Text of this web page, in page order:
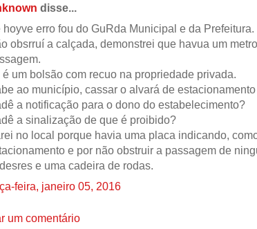
disse...
hoyve erro fou do GuRda Municipal e da Prefeitura.
obsrruí a calçada, demonstrei que havua um
um bolsão com recuo na propriedade privada.
ao município, cassar o alvará de
a notificação para o dono do estabelecimento?
a sinalização de que é proibido?
no local porque havia uma placa indicando,
e por não obstruir a passagem de
e uma cadeira de rodas.
feira, janeiro 05, 2016
um comentário